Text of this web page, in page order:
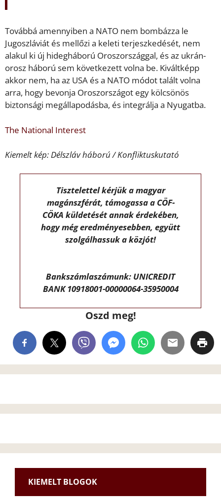
Továbbá amennyiben a NATO nem bombázza le
Jugoszláviát és mellőzi a keleti terjeszkedését, nem
alakul ki új hidegháború Oroszországgal, és az ukrán-
orosz háború sem következett volna be. Kiváltképp
akkor nem, ha az USA és a NATO módot talált volna
arra, hogy bevonja Oroszországot egy kölcsönös
biztonsági megállapodásba, és integrálja a Nyugatba.
The National Interest
Kiemelt kép: Délszláv háború / Konfliktuskutató
Tisztelettel kérjük a magyar
magánszférát, támogassa a CÖF-
CÖKA küldetését annak érdekében,
hogy még eredményesebben, együtt
szolgálhassuk a közjót!
Bankszámlaszámunk: UNICREDIT
BANK 10918001-00000064-35950004
Oszd meg!
KIEMELT BLOGOK